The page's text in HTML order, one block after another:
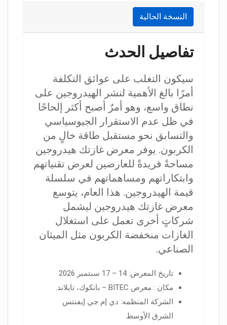
النسخة الحالية
تفاصيل الحدث
سيكون التغلب على عوائق التكلفة
أمرًا بالغ الأهمية لنشر الهيدروجين على
نطاق واسع، وهو أمرٌ أصبح أكثر إلحاحًا
في ظل عدم الاستقرار الجيوسياسي
والتسابق نحو مستقبل طاقة خالٍ من
الكربون. يوفر معرض غازتك هيدروجين
مساحةً فريدةً للعارضين لعرض تقنياتهم
وابتكاراتهم ومساهماتهم في سلسلة
قيمة الهيدروجين. هذا العام، يتوسع
معرض غازتك هيدروجين ليشمل
شركاتٍ أخرى تعمل على استغلال
الغازات منخفضة الكربون مثل الميثان
الصناعي.
تاريخ المعرض: 14 – 17 سبتمبر 2026
مكان : معرض BITEC – بانكوك، تايلاند.
الشركة المنظمه: دي إم جي إيفنتس
الشرق الأوسط